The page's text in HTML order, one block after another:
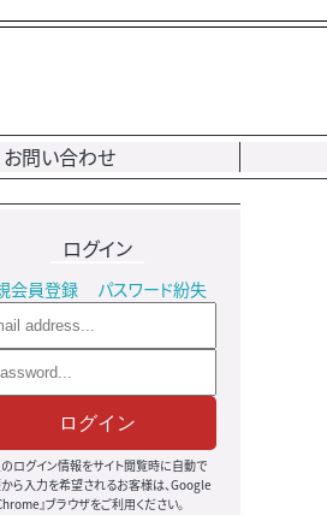
お問い合わせ
ログイン
会員登録 パスワード紛失
ログイン
ログイン情報をサイト閲覧時に自動で
ら入力を希望されるお客様は、Google
』ブラウザをご利用ください。